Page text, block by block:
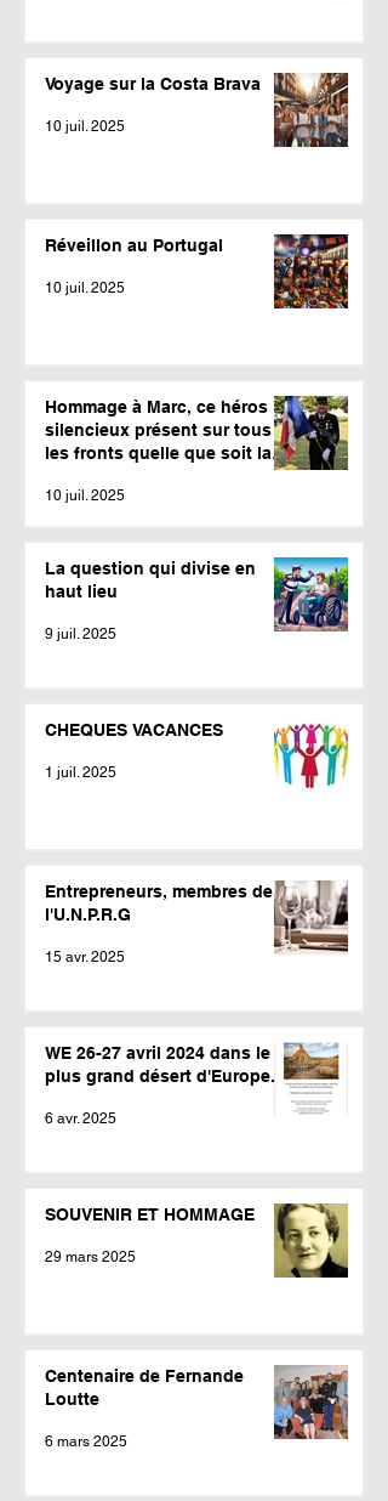
Voyage sur la Costa Brava
10 juil. 2025
Réveillon au Portugal
10 juil. 2025
Hommage à Marc, ce héros
silencieux présent sur tous
les fronts quelle que soit la
10 juil. 2025
La question qui divise en
haut lieu
9 juil. 2025
CHEQUES VACANCES
1 juil. 2025
Entrepreneurs, membres de
l'U.N.P.R.G
15 avr. 2025
WE 26-27 avril 2024 dans le
plus grand désert d'Europe.
6 avr. 2025
SOUVENIR ET HOMMAGE
29 mars 2025
Centenaire de Fernande
Loutte
6 mars 2025